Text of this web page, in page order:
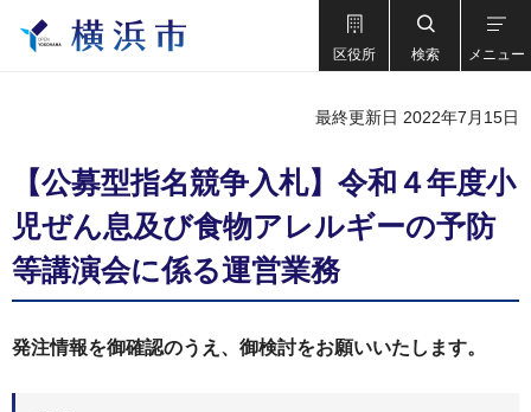
区役所 検索 メニュー
最終更新日 2022年7月15日
【公募型指名競争入札】令和４年度小
児ぜん息及び食物アレルギーの予防
等講演会に係る運営業務
発注情報を御確認のうえ、御検討をお願いいたします。